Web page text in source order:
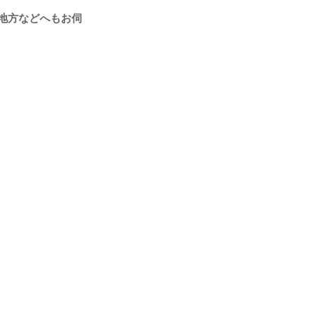
方などへもお伺